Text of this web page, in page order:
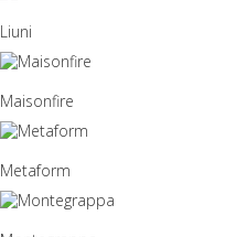
Liuni
Maisonfire
Metaform